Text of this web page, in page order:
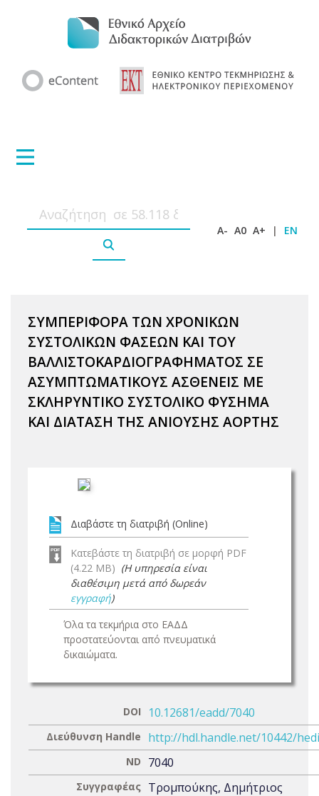
A- A0 A+ | EN
ΣΥΜΠΕΡΙΦΟΡΑ ΤΩΝ ΧΡΟΝΙΚΩΝ
ΣΥΣΤΟΛΙΚΩΝ ΦΑΣΕΩΝ ΚΑΙ ΤΟΥ
ΒΑΛΛΙΣΤΟΚΑΡΔΙΟΓΡΑΦΗΜΑΤΟΣ ΣΕ
ΑΣΥΜΠΤΩΜΑΤΙΚΟΥΣ ΑΣΘΕΝΕΙΣ ΜΕ
ΣΚΛΗΡΥΝΤΙΚΟ ΣΥΣΤΟΛΙΚΟ ΦΥΣΗΜΑ
ΚΑΙ ΔΙΑΤΑΣΗ ΤΗΣ ΑΝΙΟΥΣΗΣ ΑΟΡΤΗΣ
Διαβάστε τη διατριβή (Online)
Κατεβάστε τη διατριβή σε μορφή PDF
(4.22 MB) (Η υπηρεσία είναι
διαθέσιμη μετά από δωρεάν
εγγραφή)
Όλα τα τεκμήρια στο ΕΑΔΔ
προστατεύονται από πνευματικά
δικαιώματα.
DOI 10.12681/eadd/7040
Διεύθυνση Handle http://hdl.handle.net/10442/
ND 7040
Συγγραφέας Τρομπούκης, Δημήτριος